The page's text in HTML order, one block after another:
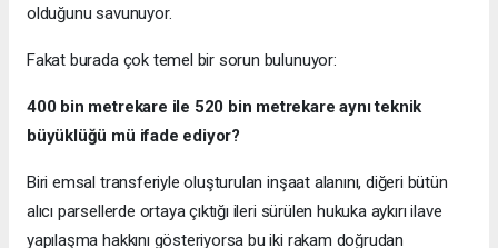
olduğunu savunuyor.
Fakat burada çok temel bir sorun bulunuyor:
400 bin metrekare ile 520 bin metrekare aynı teknik
büyüklüğü mü ifade ediyor?
Biri emsal transferiyle oluşturulan inşaat alanını, diğeri bütün
alıcı parsellerde ortaya çıktığı ileri sürülen hukuka aykırı ilave
yapılaşma hakkını gösteriyorsa bu iki rakam doğrudan